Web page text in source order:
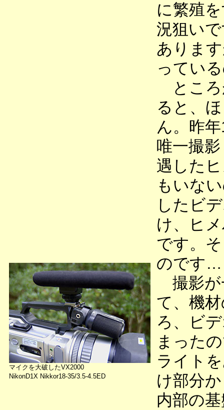
マイクを大破したVX2000
NikonD1X Nikkor18-35/3.5-4.5ED
に繁殖
況狙い
ありま
ってい
ところ
ると、
ん。昨
唯一撮
遇した
もいな
したビ
け、ヒ
です。
のです…
撮影が
て、機
ろ、ビ
まった
ライト
け部分
内部の